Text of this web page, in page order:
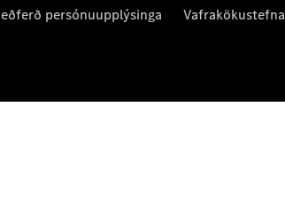
persónuupplýsinga Vafrakökustefna